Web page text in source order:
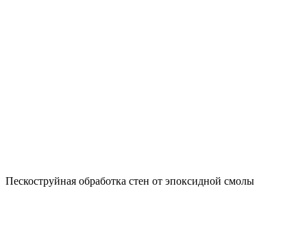
Пескоструйная обработка стен от эпоксидной смолы